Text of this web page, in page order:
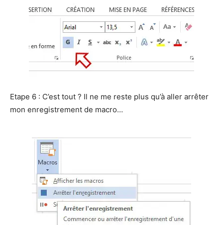
Etape 6 : C’est tout ? Il ne me reste plus qu’à aller arrêter
mon enregistrement de macro…